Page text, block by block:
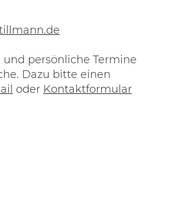
und persönliche Termine
Dazu bitte einen
oder Kontaktformular